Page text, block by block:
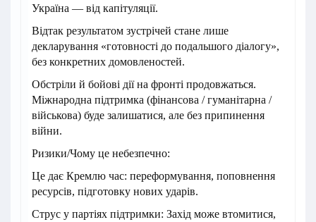
Україна — від капітуляції.
Відтак результатом зустрічей стане лише
декларування «готовності до подальшого діалогу»,
без конкретних домовленостей.
Обстріли й бойові дії на фронті продовжаться.
Міжнародна підтримка (фінансова / гуманітарна /
військова) буде залишатися, але без припинення
війни.
Ризики/Чому це небезпечно:
Це дає Кремлю час: переформування, поповнення
ресурсів, підготовку нових ударів.
Струс у партіях підтримки: Захід може втомитися,